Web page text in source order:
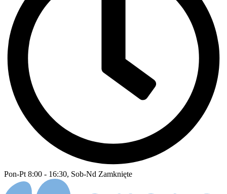
Pon-Pt 8:00 - 16:30, Sob-Nd Zamknięte